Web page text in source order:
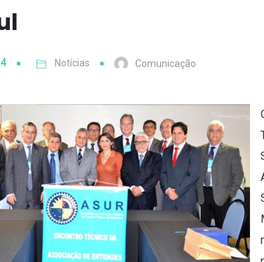
Notícias Comunicação